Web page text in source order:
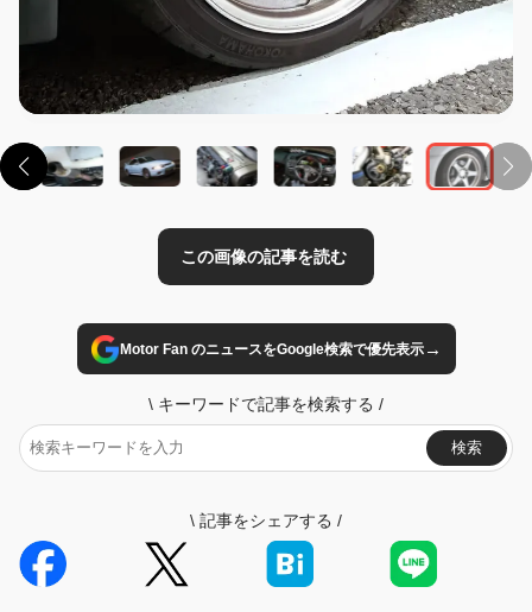
この画像の記事を読む
Motor Fan のニュースをGoogle検索で優先表示→
\ キーワードで記事を検索する /
検索
\ 記事をシェアする /